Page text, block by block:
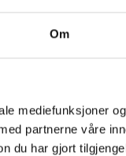
Om
mediefunksjoner
partnerne våre
du har gjort
sammen og hvilke